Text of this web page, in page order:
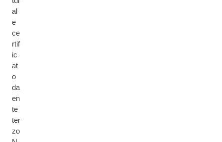
al
e
ce
rtif
ic
at
o
da
en
te
ter
zo